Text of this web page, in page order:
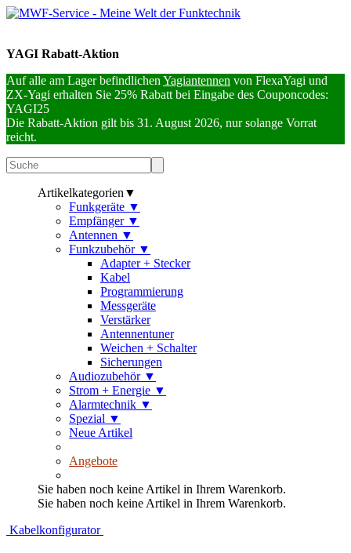
YAGI Rabatt-Aktion
Auf alle am Lager befindlichen Yagiantennen von FlexaYagi und
ZX-Yagi erhalten Sie 25% Rabatt bei Eingabe des Couponcodes:
YAGI25
Die Rabatt-Aktion gilt bis 31. August 2026, nur solange Vorrat
reicht.
Artikelkategorien ▼
Funkgeräte ▼
Empfänger ▼
Antennen ▼
Funkzubehör ▼
Adapter + Stecker
Kabel
Programmierung
Messgeräte
Verstärker
Antennentuner
Weichen + Schalter
Sicherungen
Audiozubehör ▼
Strom + Energie ▼
Alarmtechnik ▼
Spezial ▼
Neue Artikel
Angebote
Sie haben noch keine Artikel in Ihrem Warenkorb.
Sie haben noch keine Artikel in Ihrem Warenkorb.
Kabelkonfigurator